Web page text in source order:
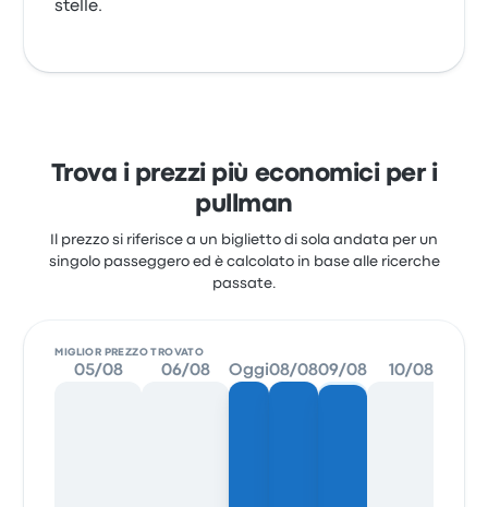
stelle.
Trova i prezzi più economici per i
pullman
Il prezzo si riferisce a un biglietto di sola andata per un
singolo passeggero ed è calcolato in base alle ricerche
passate.
MIGLIOR PREZZO TROVATO
05/08 06/08 Oggi08/0809/08 10/08